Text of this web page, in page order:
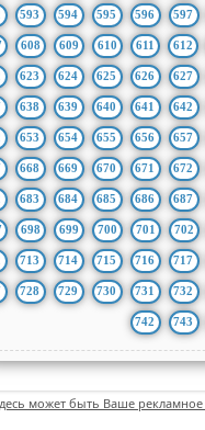
593 594 595 596 597
608 609 610 611 612
623 624 625 626 627
638 639 640 641 642
653 654 655 656 657
668 669 670 671 672
683 684 685 686 687
698 699 700 701 702
713 714 715 716 717
728 729 730 731 732
742 743
может быть Ваше